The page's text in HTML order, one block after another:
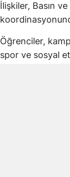
İlişkiler, Basın
Öğrenciler,
spor ve sosyal